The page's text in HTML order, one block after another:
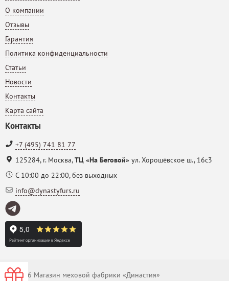
О компании
Отзывы
Гарантия
Политика конфиденциальности
Статьи
Новости
Контакты
Карта сайта
Контакты
+7 (495) 741 81 77
125284, г. Москва,ТЦ «На Беговой» ул. Хорошёвское ш., 16с3
С 10:00 до 22:00, без выходных
info@dynastyfurs.ru
© 2026 Магазин меховой фабрики «Династия»
0000